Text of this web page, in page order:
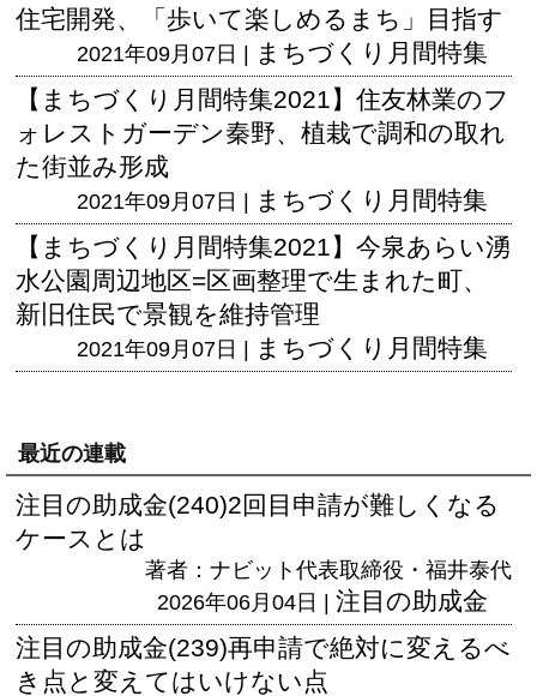
住宅開発、「歩いて楽しめるまち」目指す
2021年09月07日 | まちづくり月間特集
【まちづくり月間特集2021】住友林業のフ
ォレストガーデン秦野、植栽で調和の取れ
た街並み形成
2021年09月07日 | まちづくり月間特集
【まちづくり月間特集2021】今泉あらい湧
水公園周辺地区=区画整理で生まれた町、
新旧住民で景観を維持管理
2021年09月07日 | まちづくり月間特集
最近の連載
注目の助成金(240)2回目申請が難しくなる
ケースとは
著者：ナビット代表取締役・福井泰代
2026年06月04日 | 注目の助成金
注目の助成金(239)再申請で絶対に変えるべ
き点と変えてはいけない点